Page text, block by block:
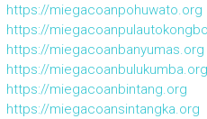
https://miegacoanpohuwato.org
https://
https://miegacoanbanyumas.org
https://miegacoanbulukumba.org
https://miegacoanbintang.org
https://miegacoansintangka.org